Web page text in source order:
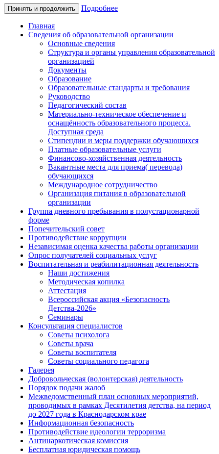
Принять и продолжить Подробнее
Главная
Сведения об образовательной организации
Основные сведения
Структура и органы управления образовательной
организацией
Документы
Образование
Образовательные стандарты и требования
Руководство
Педагогический состав
Материально-техническое обеспечение и
оснащённость образовательного процесса.
Доступная среда
Стипендии и меры поддержки обучающихся
Платные образовательные услуги
Финансово-хозяйственная деятельность
Вакантные места для приема( перевода)
обучающихся
Международное сотрудничество
Организация питания в образовательной
организации
Группа дневного пребывания в полустационарной
форме
Попечительский совет
Противодействие коррупции
Независимая оценка качества работы организации
Опрос получателей социальных услуг
Воспитательная и реабилитационная деятельность
Наши достижения
Методическая копилка
Аттестация
Всероссийская акция «Безопасность
Детства-2026»
Семинары
Консультация специалистов
Советы психолога
Советы врача
Советы воспитателя
Советы социального педагога
Галерея
Добровольческая (волонтерская) деятельность
Порядок подачи жалоб
Межведомственный план основных мероприятий,
проводимых в рамках Десятилетия детства, на период
до 2027 года в Краснодарском крае
Информационная безопасность
Противодействие идеологии терроризма
Антинаркотическая комиссия
Бесплатная юридическая помощь